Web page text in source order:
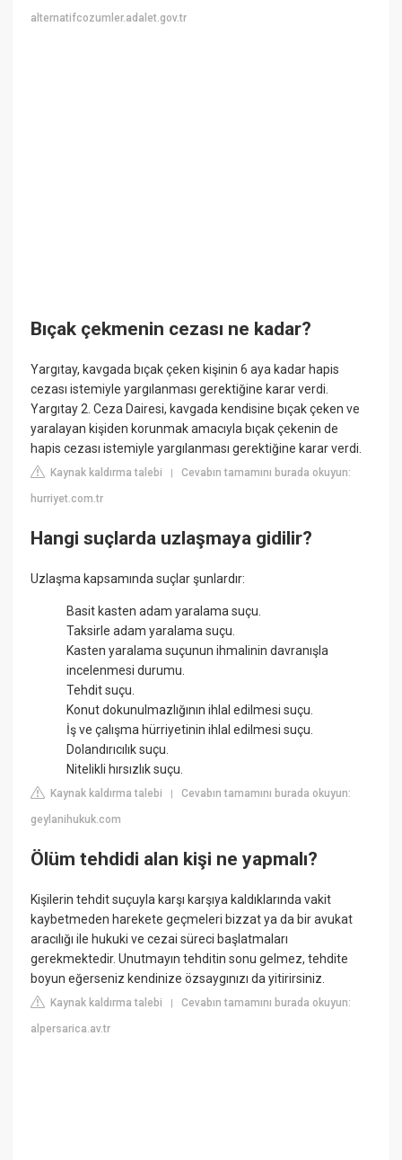
alternatifcozumler.adalet.gov.tr
Bıçak çekmenin cezası ne kadar?
Yargıtay, kavgada bıçak çeken kişinin 6 aya kadar hapis
cezası istemiyle yargılanması gerektiğine karar verdi.
Yargıtay 2. Ceza Dairesi, kavgada kendisine bıçak çeken ve
yaralayan kişiden korunmak amacıyla bıçak çekenin de
hapis cezası istemiyle yargılanması gerektiğine karar verdi.
Kaynak kaldırma talebi |Cevabın tamamını burada okuyun:
hurriyet.com.tr
Hangi suçlarda uzlaşmaya gidilir?
Uzlaşma kapsamında suçlar şunlardır:
Basit kasten adam yaralama suçu.
Taksirle adam yaralama suçu.
Kasten yaralama suçunun ihmalinin davranışla
incelenmesi durumu.
Tehdit suçu.
Konut dokunulmazlığının ihlal edilmesi suçu.
İş ve çalışma hürriyetinin ihlal edilmesi suçu.
Dolandırıcılık suçu.
Nitelikli hırsızlık suçu.
Kaynak kaldırma talebi |Cevabın tamamını burada okuyun:
geylanihukuk.com
Ölüm tehdidi alan kişi ne yapmalı?
Kişilerin tehdit suçuyla karşı karşıya kaldıklarında vakit
kaybetmeden harekete geçmeleri bizzat ya da bir avukat
aracılığı ile hukuki ve cezai süreci başlatmaları
gerekmektedir. Unutmayın tehditin sonu gelmez, tehdite
boyun eğerseniz kendinize özsaygınızı da yitirirsiniz.
Kaynak kaldırma talebi |Cevabın tamamını burada okuyun:
alpersarica.av.tr